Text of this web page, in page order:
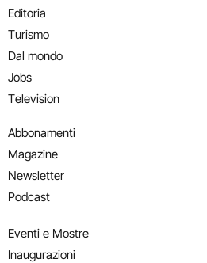
Editoria
Turismo
Dal mondo
Jobs
Television
Abbonamenti
Magazine
Newsletter
Podcast
Eventi e Mostre
Inaugurazioni